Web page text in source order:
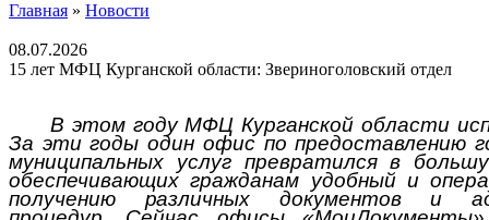
Главная » Новости
08.07.2026
15 лет МФЦ Курганской области: Звериноголовский отдел
В этом году МФЦ Курганской области
За эти годы один офис по предоставлению
муниципальных услуг превратился в
обеспечивающих гражданам удобный и
получению различных документов и